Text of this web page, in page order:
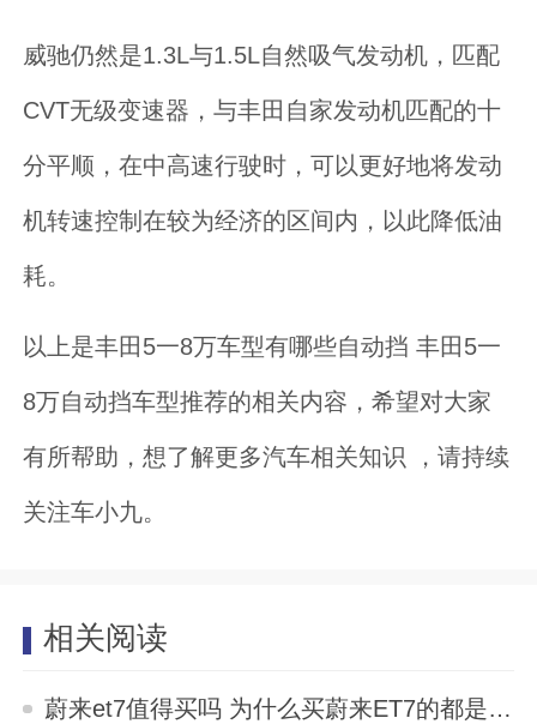
威驰仍然是1.3L与1.5L自然吸气发动机，匹配
CVT无级变速器，与丰田自家发动机匹配的十
分平顺，在中高速行驶时，可以更好地将发动
机转速控制在较为经济的区间内，以此降低油
耗。
以上是丰田5一8万车型有哪些自动挡 丰田5一
8万自动挡车型推荐的相关内容，希望对大家
有所帮助，想了解更多汽车相关知识 ，请持续
关注车小九。
相关阅读
蔚来et7值得买吗 为什么买蔚来ET7的都是傻子